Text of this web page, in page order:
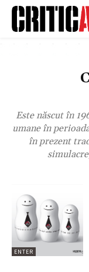
Este născut în
umane în
în prezent
ENTER